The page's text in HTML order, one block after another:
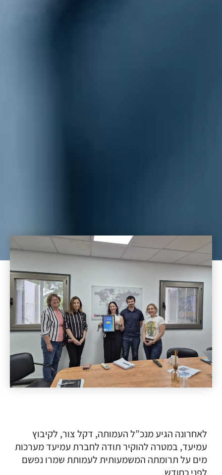
לאחרונה הגיע מנכ”ל העמותה, דקל צור, לקיבוץ
עמיעד, במטרה להוקיר תודה לחברת עמיעד מערכות
מים על תרומתה המשמעותית לעמותת שמרו נפשם
לפני כחודש.